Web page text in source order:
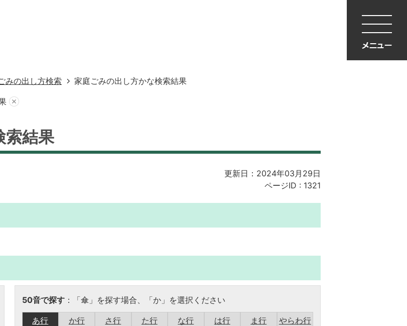
みの出し方検索 家庭ごみの出し方かな検索結果
索結果
更新日：2024年03月29日
ページID : 1321
50音で探す ：「傘」を探す場合、「か」を選択ください
あ行 か行 さ行 た行 な行 は行 ま行 やらわ行